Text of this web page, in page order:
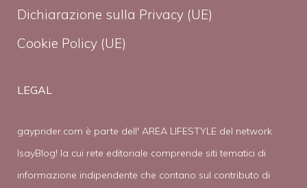
Dichiarazione sulla Privacy (UE)
Cookie Policy (UE)
LEGAL
gayprider.com è parte dell' AREA LIFESTYLE del network
IsayBlog! la cui rete editoriale comprende siti tematici di
informazione indipendente che contano sul contributo di